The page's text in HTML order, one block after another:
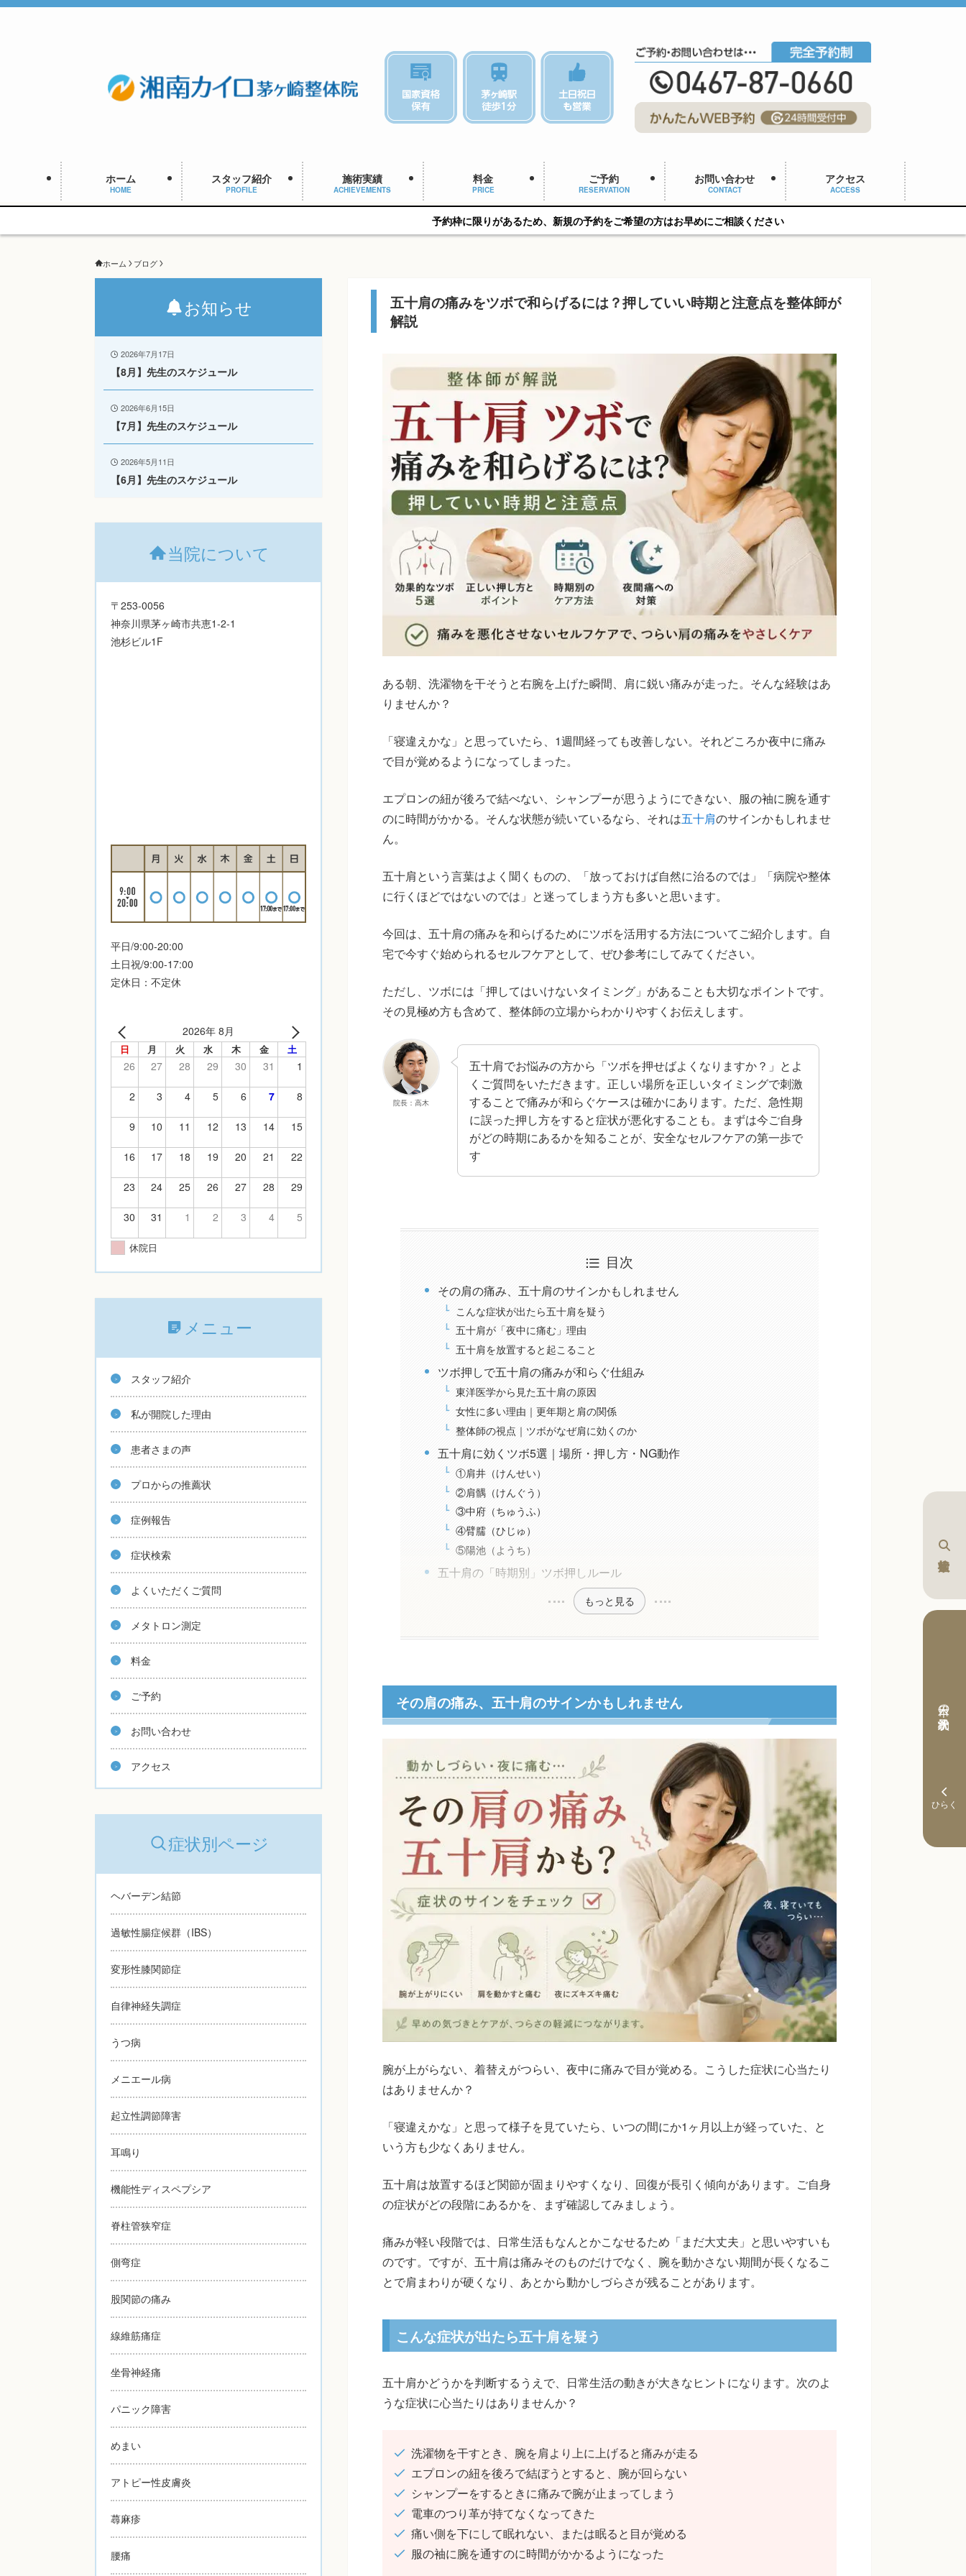
ホーム
HOME
スタッフ紹介
PROFILE
施術実績
ACHIEVEMENTS
料金
PRICE
ご予約
RESERVATION
お問い合わせ
CONTACT
アクセス
ACCESS
予約枠に限りがあるため、新規の予約をご希望の方はお早めにご相談ください
ホーム ブログ
五十肩の痛みをツボで和らげるには？押していい時期と注意点を整体師が
解説
本日の予約状況
ある朝、洗濯物を干そうと右腕を上げた瞬間、肩に鋭い痛みが走った。そんな経験はあ
りませんか？
「寝違えかな」と思っていたら、1週間経っても改善しない。それどころか夜中に痛み
で目が覚めるようになってしまった。
エプロンの紐が後ろで結べない、シャンプーが思うようにできない、服の袖に腕を通す
のに時間がかかる。そんな状態が続いているなら、それは五十肩のサインかもしれませ
ん。
五十肩という言葉はよく聞くものの、「放っておけば自然に治るのでは」「病院や整体
に行くほどではないのでは」と迷ってしまう方も多いと思います。
今回は、五十肩の痛みを和らげるためにツボを活用する方法についてご紹介します。自
宅で今すぐ始められるセルフケアとして、ぜひ参考にしてみてください。
ただし、ツボには「押してはいけないタイミング」があることも大切なポイントです。
その見極め方も含めて、整体師の立場からわかりやすくお伝えします。
院長：高木
五十肩でお悩みの方から「ツボを押せばよくなりますか？」とよ
くご質問をいただきます。正しい場所を正しいタイミングで刺激
することで痛みが和らぐケースは確かにあります。ただ、急性期
に誤った押し方をすると症状が悪化することも。まずは今ご自身
がどの時期にあるかを知ることが、安全なセルフケアの第一歩で
す
目次
その肩の痛み、五十肩のサインかもしれません
こんな症状が出たら五十肩を疑う
五十肩が「夜中に痛む」理由
五十肩を放置すると起こること
ツボ押しで五十肩の痛みが和らぐ仕組み
東洋医学から見た五十肩の原因
女性に多い理由｜更年期と肩の関係
整体師の視点｜ツボがなぜ肩に効くのか
五十肩に効くツボ5選｜場所・押し方・NG動作
①肩井（けんせい）
②肩髃（けんぐう）
③中府（ちゅうふ）
④臂臑（ひじゅ）
⑤陽池（ようち）
五十肩の「時期別」ツボ押しルール
もっと見る
その肩の痛み、五十肩のサインかもしれません
腕が上がらない、着替えがつらい、夜中に痛みで目が覚める。こうした症状に心当たり
はありませんか？
「寝違えかな」と思って様子を見ていたら、いつの間にか1ヶ月以上が経っていた、と
いう方も少なくありません。
五十肩は放置するほど関節が固まりやすくなり、回復が長引く傾向があります。ご自身
の症状がどの段階にあるかを、まず確認してみましょう。
痛みが軽い段階では、日常生活もなんとかこなせるため「まだ大丈夫」と思いやすいも
のです。ですが、五十肩は痛みそのものだけでなく、腕を動かさない期間が長くなるこ
とで肩まわりが硬くなり、あとから動かしづらさが残ることがあります。
こんな症状が出たら五十肩を疑う
五十肩かどうかを判断するうえで、日常生活の動きが大きなヒントになります。次のよ
うな症状に心当たりはありませんか？
洗濯物を干すとき、腕を肩より上に上げると痛みが走る
エプロンの紐を後ろで結ぼうとすると、腕が回らない
シャンプーをするときに痛みで腕が止まってしまう
電車のつり革が持てなくなってきた
痛い側を下にして眠れない、または眠ると目が覚める
服の袖に腕を通すのに時間がかかるようになった
お知らせ
2026年7月17日
【8月】先生のスケジュール
2026年6月15日
【7月】先生のスケジュール
2026年5月11日
【6月】先生のスケジュール
当院について
〒253-0056
神奈川県茅ヶ崎市共恵1-2-1
池杉ビル1F
平日/9:00-20:00
土日祝/9:00-17:00
定休日：不定休
2026年 8月
日 月 火 水 木 金 土
26 27 28 29 30 31 1
2 3 4 5 6 7 8
9 10 11 12 13 14 15
16 17 18 19 20 21 22
23 24 25 26 27 28 29
30 31 1 2 3 4 5
休院日
メニュー
スタッフ紹介
私が開院した理由
患者さまの声
プロからの推薦状
症例報告
症状検索
よくいただくご質問
メタトロン測定
料金
ご予約
お問い合わせ
アクセス
症状別ページ
ヘバーデン結節
過敏性腸症候群（IBS）
変形性膝関節症
自律神経失調症
うつ病
メニエール病
起立性調節障害
耳鳴り
機能性ディスペプシア
脊柱管狭窄症
側弯症
股関節の痛み
線維筋痛症
坐骨神経痛
パニック障害
めまい
アトピー性皮膚炎
蕁麻疹
腰痛